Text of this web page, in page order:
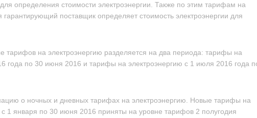
определения стоимости электроэнергии. Также по этим тарифам на
поставщик определяет стоимость электроэнергии для
тарифов на электроэнергию разделяется на два периода: тарифы на
года по 30 июня 2016 и тарифы на электроэнергию с 1 июля 2016 года
о ночных и дневных тарифах на электроэнергию. Новые тарифы на
1 января по 30 июня 2016 приняты на уровне тарифов 2 полугодия